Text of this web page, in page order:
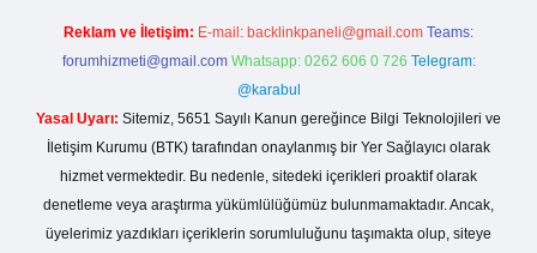
Reklam ve İletişim: E-mail: backlinkpaneli@gmail.com Teams:
forumhizmeti@gmail.com Whatsapp: 0262 606 0 726 Telegram:
@karabul
Yasal Uyarı: Sitemiz, 5651 Sayılı Kanun gereğince Bilgi Teknolojileri ve
İletişim Kurumu (BTK) tarafından onaylanmış bir Yer Sağlayıcı olarak
hizmet vermektedir. Bu nedenle, sitedeki içerikleri proaktif olarak
denetleme veya araştırma yükümlülüğümüz bulunmamaktadır. Ancak,
üyelerimiz yazdıkları içeriklerin sorumluluğunu taşımakta olup, siteye